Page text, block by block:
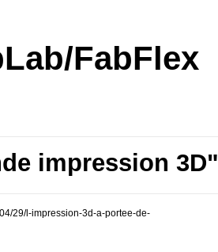
FabFlex
impression 3D"
29/l-impression-3d-a-portee-de-